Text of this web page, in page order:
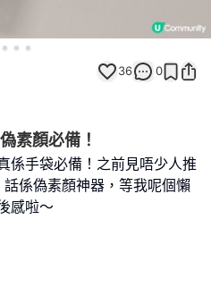
36 0
素顏必備！
係手袋必備！之前見唔少人推
係偽素顏神器，等我呢個懶
感啦～